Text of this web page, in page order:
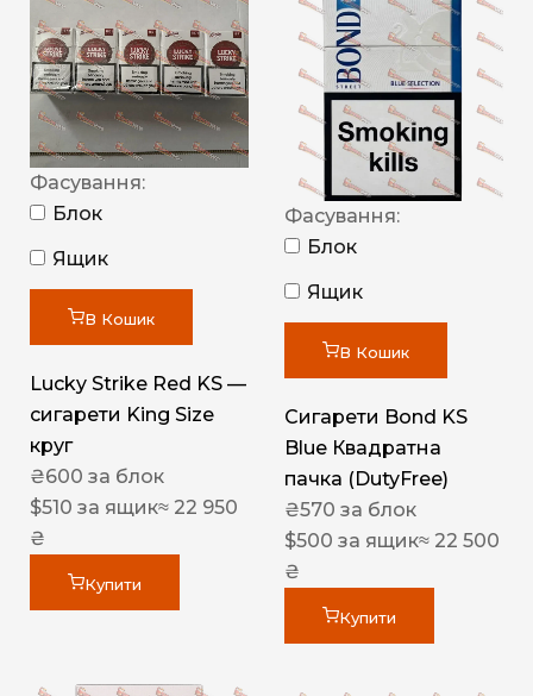
Фасування:
Блок
Ящик
В Кошик
Lucky Strike Red KS —
сигарети King Size
круг
₴600 за блок
$510 за ящик≈ 22 950
₴
Купити
Фасування:
Блок
Ящик
В Кошик
Сигарети Bond KS
Blue Квадратна
пачка (DutyFree)
₴570 за блок
$500 за ящик≈ 22 500
₴
Купити